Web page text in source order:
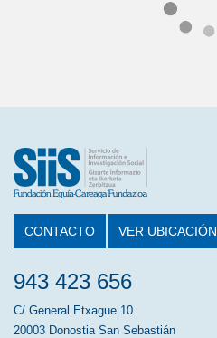
CONTACTO VER UBICACIÓN
943 423 656
C/ General Etxague 10
20003 Donostia San Sebastián